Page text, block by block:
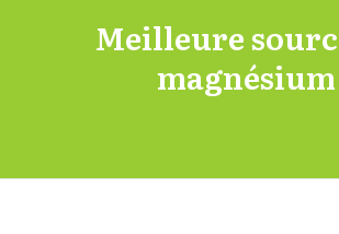
Meilleure
magnésium